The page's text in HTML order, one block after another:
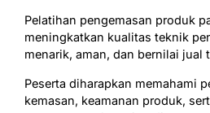
Pelatihan pengemasan produk
meningkatkan kualitas teknik
menarik, aman, dan bernilai jual
Peserta diharapkan memahami
kemasan, keamanan produk,